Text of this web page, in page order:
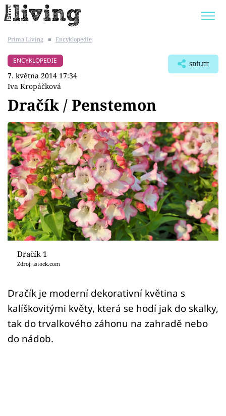
BYDLENÍ SLAVNÝCH
Témata
Bydlení
Zahrada
Design
Sledujte prima+
Přihlášení
Sledujte nás
Prima Living ■ Encyklopedie
ENCYKLOPEDIE
7. května 2014 17:34
Iva Kropáčková
SDÍLET
Dračík / Penstemon
Dračík 1
Zdroj: istock.com
Dračík je moderní dekorativní květina s
kalíškovitými květy, která se hodí jak do skalky,
tak do trvalkového záhonu na zahradě nebo
do nádob.